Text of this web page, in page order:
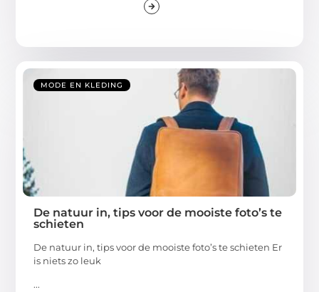
MODE EN KLEDING
De natuur in, tips voor de mooiste foto’s te
schieten
De natuur in, tips voor de mooiste foto’s te schieten Er
is niets zo leuk
...